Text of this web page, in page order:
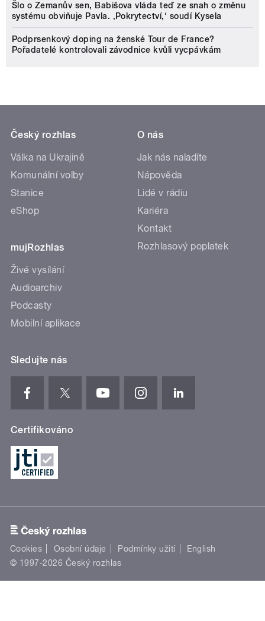
Šlo o Zemanův sen, Babišova vláda teď ze snah o změnu
systému obviňuje Pavla. ‚Pokrytectví,‘ soudí Kysela
Podprsenkový doping na ženské Tour de France?
Pořadatelé kontrolovali závodnice kvůli vycpávkám
Český rozhlas
Válka na Ukrajině
Komunální volby
Stanice
eShop
mujRozhlas
Živé vysílání
Audioarchiv
Podcasty
Mobilní aplikace
O nás
Jak nás naladíte
Nápověda
Lidé v rádiu
Kariéra
Kontakt
Rozhlasový poplatek
Sledujte nás
Certifikováno
Cookies Osobní údaje Podmínky užití
English
© 1997-2026 Český rozhlas